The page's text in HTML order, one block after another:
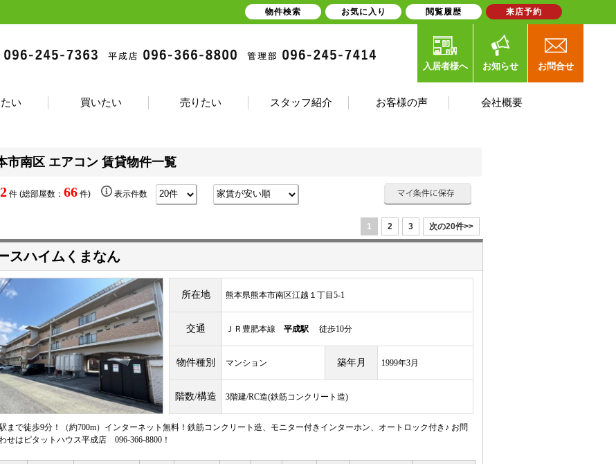
入居者様へ お知らせ お問合せ
い 買いたい 売りたい スタッフ紹介 お客様の声 会社概要
市南区 エアコン 賃貸物件一覧
件 (総部屋数： 66 件) 表示件数
1 2 3 次の20件>>
スハイムくまなん
所在地 熊本県熊本市南区江越１丁目5-1
交通 ＪＲ豊肥本線 平成駅 徒歩10分
物件種別 マンション 築年月 1999年3月
階数/構造 3階建/RC造(鉄筋コンクリート造)
まで徒歩9分！（約700m）インターネット無料！鉄筋コンクリート造、モニター付きインターホン、オートロック付き♪ お問
せはピタットハウス平成店 096-366-8800！
物件検索 お気に入り 閲覧履歴 来店予約